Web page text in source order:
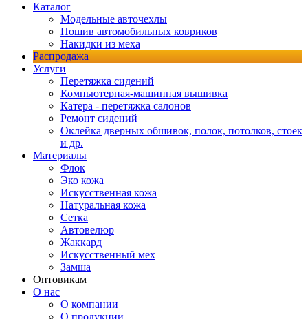
Каталог
Модельные авточехлы
Пошив автомобильных ковриков
Накидки из меха
Распродажа
Услуги
Перетяжка сидений
Компьютерная-машинная вышивка
Катера - перетяжка салонов
Ремонт сидений
Оклейка дверных обшивок, полок, потолков, стоек
и др.
Материалы
Флок
Эко кожа
Искусственная кожа
Натуральная кожа
Сетка
Автовелюр
Жаккард
Искусственный мех
Замша
Оптовикам
О нас
О компании
О продукции